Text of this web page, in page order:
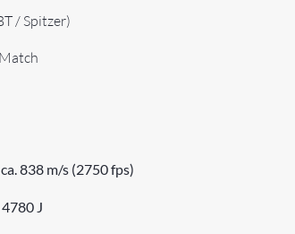
/ Spitzer)
ca. 838 m/s (2750 fps)
4780 J